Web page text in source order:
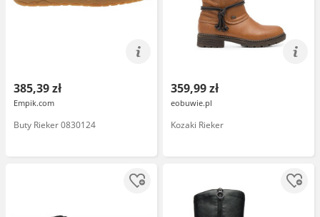
385,39 zł
Empik.com
Buty Rieker 0830124
359,99 zł
eobuwie.pl
Kozaki Rieker